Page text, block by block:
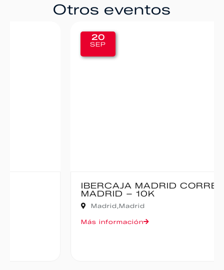
Otros eventos
IBERCAJA MADRID CORRE POR
MADRID – 10K
Madrid
Más información